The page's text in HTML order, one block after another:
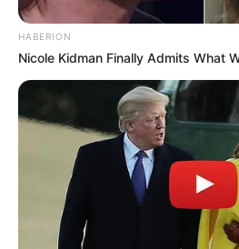
HABERION
Nicole Kidman Finally Admits What